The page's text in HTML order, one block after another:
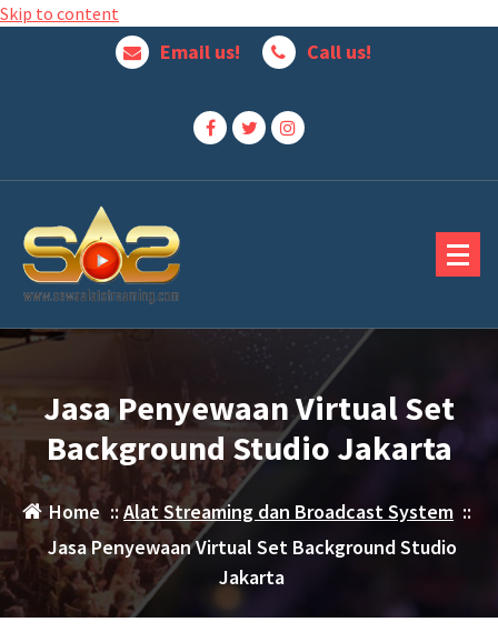
Skip to content
Email us! Call us!
Jasa Penyewaan Virtual Set
Background Studio Jakarta
Home ::Alat Streaming dan Broadcast System ::
Jasa Penyewaan Virtual Set Background Studio
Jakarta